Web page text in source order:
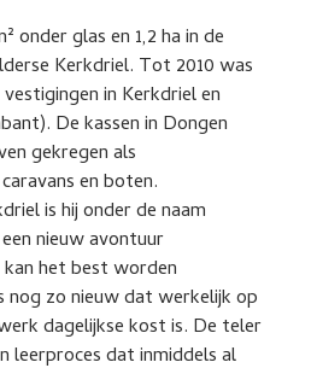
onder glas en 1,2 ha in de
Kerkdriel. Tot 2010 was
in Kerkdriel en
De kassen in Dongen
gekregen als
en boten.
is hij onder de naam
nieuw avontuur
het best worden
nog zo nieuw dat werkelijk op
dagelijkse kost is. De teler
leerproces dat inmiddels al